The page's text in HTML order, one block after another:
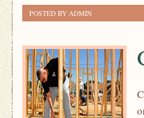
POSTED BY ADMIN